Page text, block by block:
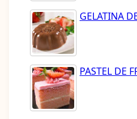
GELATINA
PASTEL DE